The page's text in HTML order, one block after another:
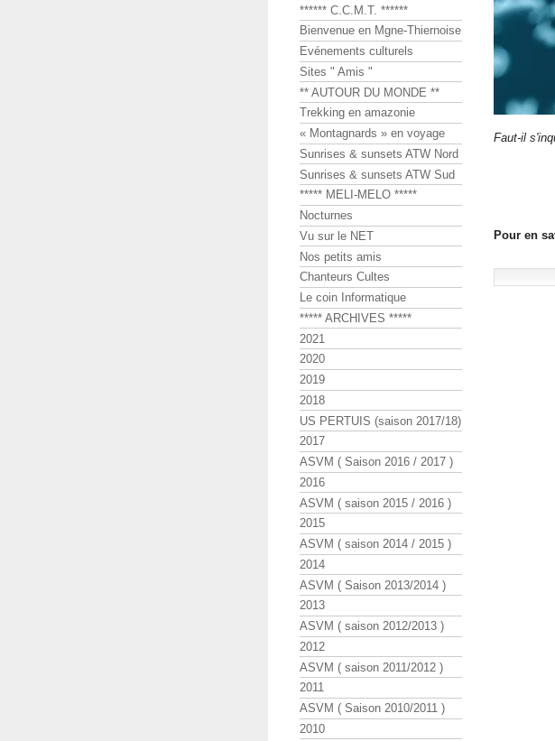
Faut-il
Pour en
****** C.C.M.T. ******
Bienvenue en Mgne-Thiernoise
Evénements culturels
Sites " Amis "
** AUTOUR DU MONDE **
Trekking en amazonie
« Montagnards » en voyage
Sunrises & sunsets ATW Nord
Sunrises & sunsets ATW Sud
***** MELI-MELO *****
Nocturnes
Vu sur le NET
Nos petits amis
Chanteurs Cultes
Le coin Informatique
***** ARCHIVES *****
2021
2020
2019
2018
US PERTUIS (saison 2017/18)
2017
ASVM ( Saison 2016 / 2017 )
2016
ASVM ( saison 2015 / 2016 )
2015
ASVM ( saison 2014 / 2015 )
2014
ASVM ( Saison 2013/2014 )
2013
ASVM ( saison 2012/2013 )
2012
ASVM ( saison 2011/2012 )
2011
ASVM ( Saison 2010/2011 )
2010